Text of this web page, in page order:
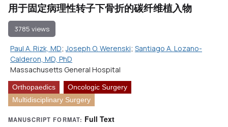
用于固定病理性转子下骨折的碳纤维植入物
3785 views
Paul A. Rizk, MD;Joseph O. Werenski; Santiago A. Lozano-
Calderon, MD, PhD
Massachusetts General Hospital
Orthopaedics
Oncologic Surgery
Multidisciplinary Surgery
MANUSCRIPT FORMAT: Full Text